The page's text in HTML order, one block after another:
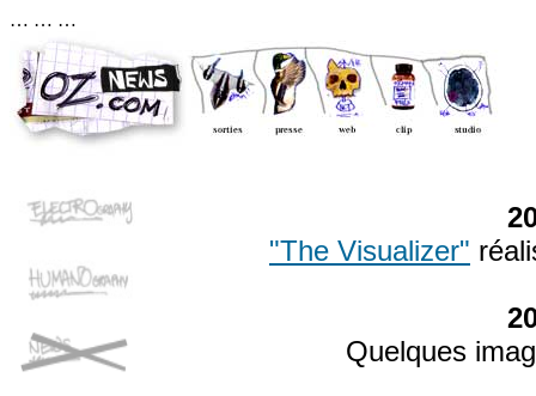
… … …
"The Visualizer"
Quelques